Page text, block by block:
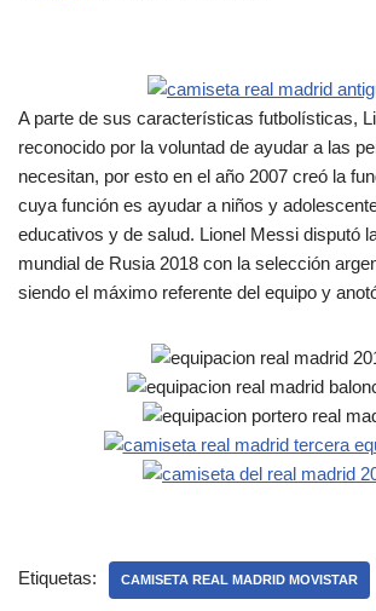
A parte de sus características futbolísticas,
reconocido por la voluntad de ayudar a las
necesitan, por esto en el año 2007 creó la
cuya función es ayudar a niños y
educativos y de salud. Lionel Messi disputó
mundial de Rusia 2018 con la selección
siendo el máximo referente del equipo y
Etiquetas: CAMISETA REAL MADRID MOVISTAR